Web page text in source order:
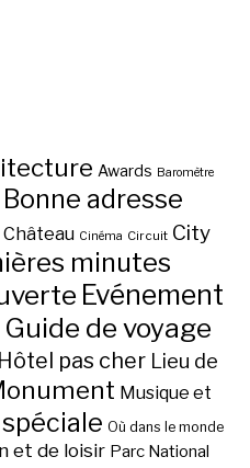
Awards Baromètre
Bonne adresse
Château Cinéma Circuit City
minutes
Evénement
Guide de voyage
Hôtel pas cher Lieu de
Musique et
Où dans le monde
et de loisir Parc National